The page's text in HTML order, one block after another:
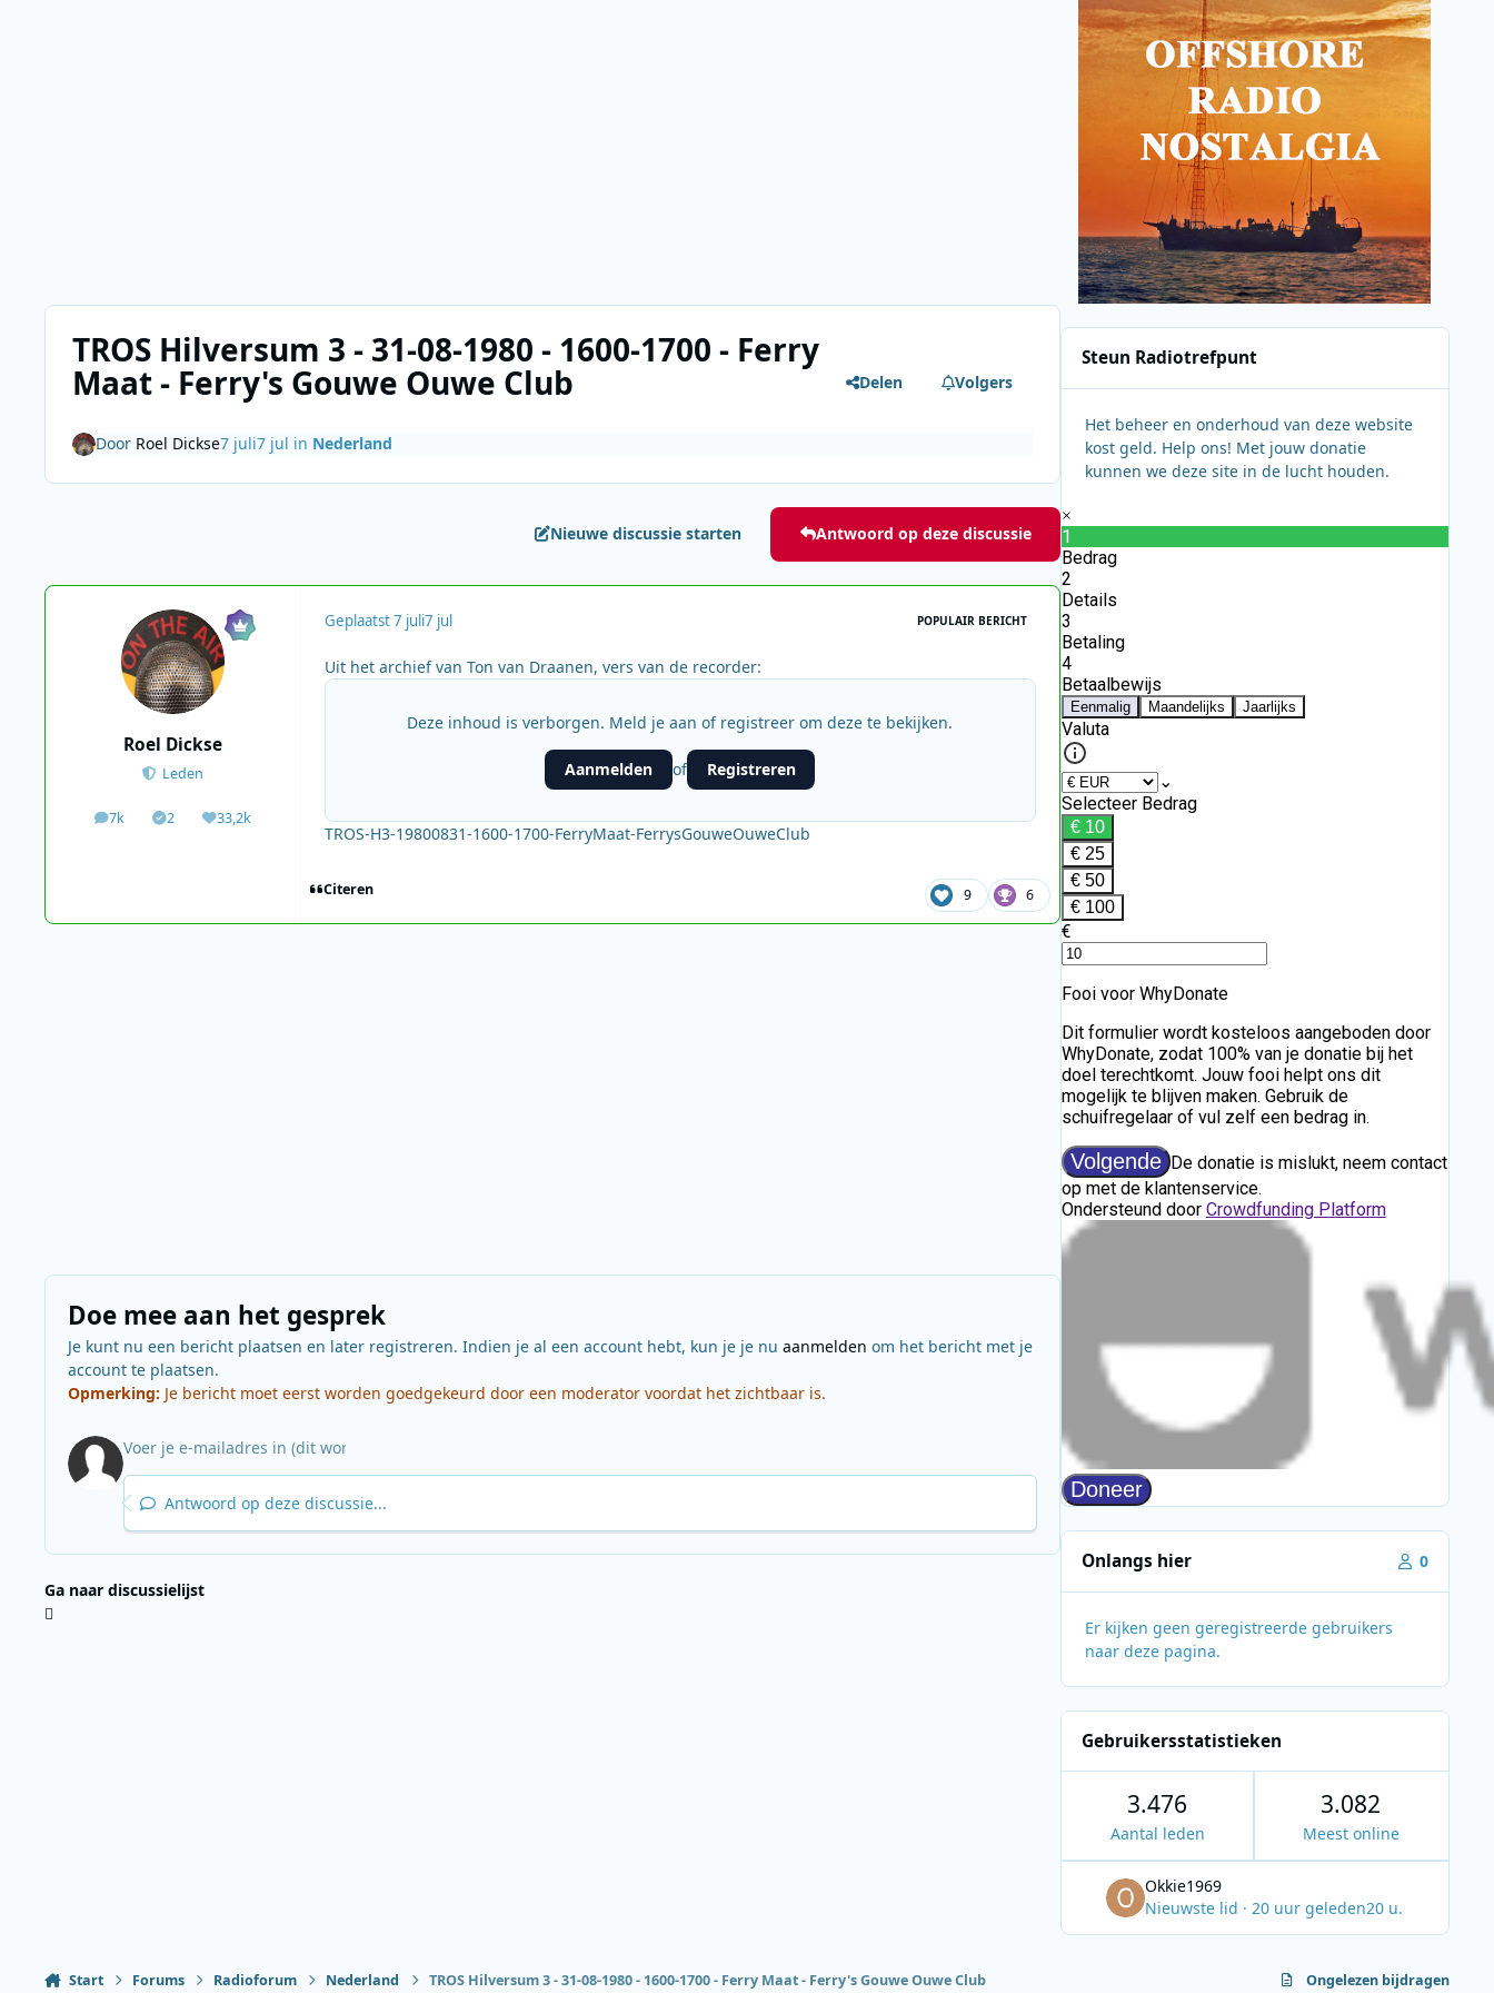
TROS Hilversum 3 - 31-08-1980 - 1600-1700 - Ferry
Maat - Ferry's Gouwe Ouwe Club Delen Volgers
Door Roel Dickse7 juli7 jul in Nederland
Nieuwe discussie starten Antwoord op deze discussie
Roel Dickse
Leden
7k
berichten2
Solutions33,2k
Waardering
Geplaatst7 juli7 jul POPULAIR BERICHT
Uit het archief van Ton van Draanen, vers van de recorder:
Deze inhoud is verborgen. Meld je aan of registreer om deze te bekijken.
Aanmelden of Registreren
TROS-H3-19800831-1600-1700-FerryMaat-FerrysGouweOuweClub
Citeren 9 6
Doe mee aan het gesprek
Je kunt nu een bericht plaatsen en later registreren. Indien je al een account hebt, kun je je nu aanmelden om het bericht met je
account te plaatsen.
Opmerking: Je bericht moet eerst worden goedgekeurd door een moderator voordat het zichtbaar is.
Antwoord op deze discussie...
Ga naar discussielijst
Steun Radiotrefpunt
Het beheer en onderhoud van deze website
kost geld. Help ons! Met jouw donatie
kunnen we deze site in de lucht houden.
Onlangs hier 0
Er kijken geen geregistreerde gebruikers
naar deze pagina.
Gebruikersstatistieken
3.476
Aantal leden
3.082
Meest online
Okkie1969
Nieuwste lid · 20 uur geleden20 u.
Start Forums Radioforum Nederland TROS Hilversum 3 - 31-08-1980 - 1600-1700 - Ferry Maat - Ferry's Gouwe Ouwe Club Ongelezen bijdragen